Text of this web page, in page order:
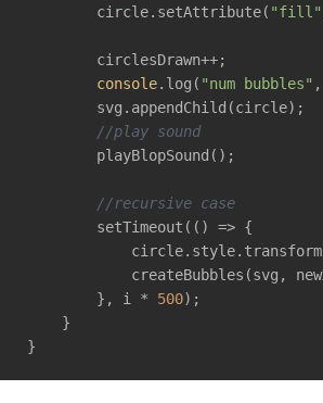
        circle.setAttribute(
"fill"
        circlesDrawn++;
console.log( "num bubbles"
        svg.appendChild(circle);
//play sound
        playBlopSound();
//recursive case
        setTimeout(
() => {
createBubbles(svg,
        }, i *
500);
    }
}